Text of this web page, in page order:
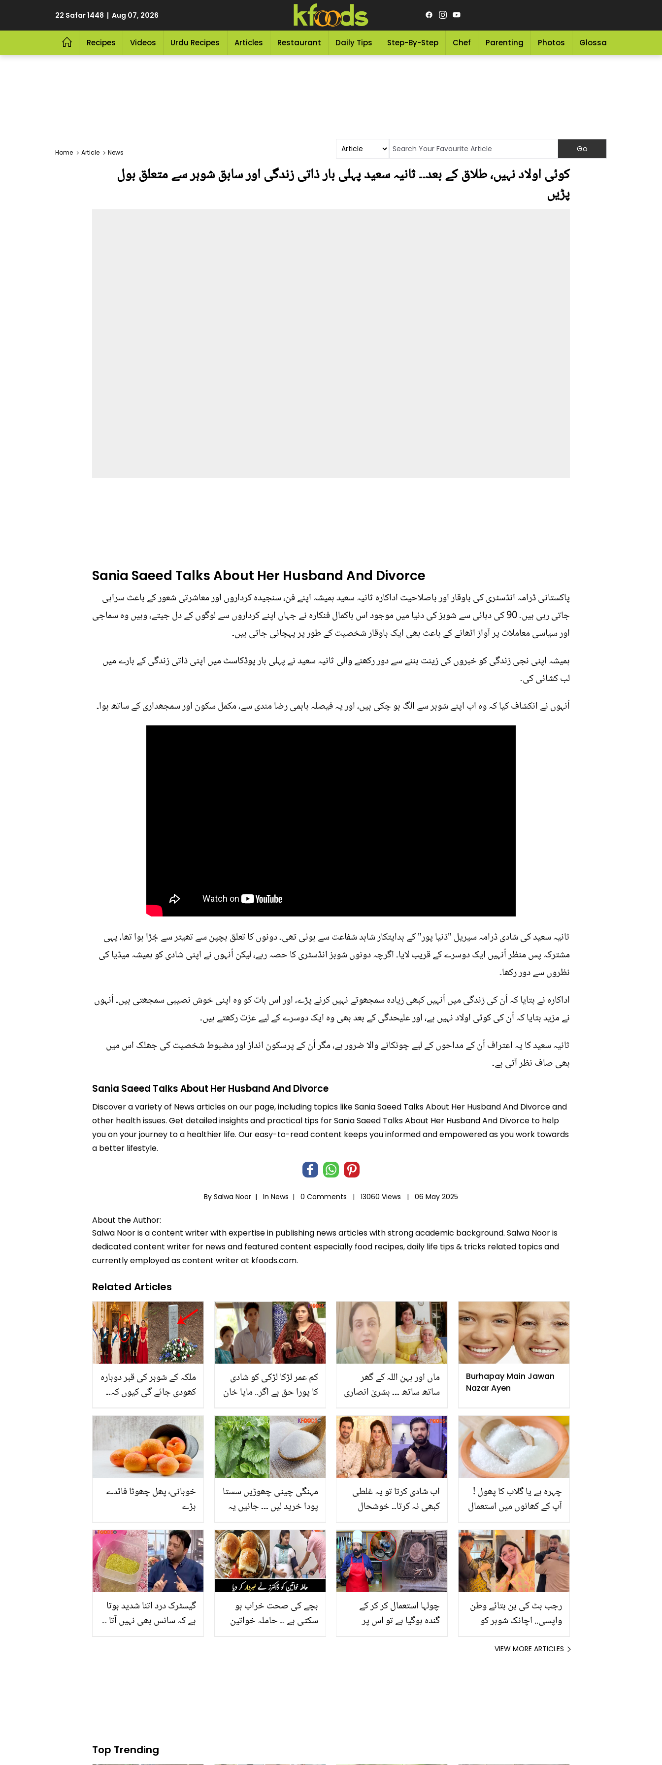
22 Safar 1448 | Aug 07, 2026
Recipes Videos Urdu Recipes Articles Restaurant Daily Tips Step-By-Step Chef Parenting Photos Glossary
Home Article News
کوئی اولاد نہیں، طلاق کے بعد۔۔ ثانیہ سعید پہلی بار ذاتی زندگی اور سابق شوہر سے متعلق بول
پڑیں
Sania Saeed Talks About Her Husband And Divorce
پاکستانی ڈرامہ انڈسٹری کی باوقار اور باصلاحیت اداکارہ ثانیہ سعید ہمیشہ اپنے فن، سنجیدہ کرداروں اور معاشرتی شعور کے باعث سراہی
جاتی رہی ہیں۔ 90 کی دہائی سے شوبز کی دنیا میں موجود اس باکمال فنکارہ نے جہاں اپنے کرداروں سے لوگوں کے دل جیتے، وہیں وہ سماجی
اور سیاسی معاملات پر آواز اٹھانے کے باعث بھی ایک باوقار شخصیت کے طور پر پہچانی جاتی ہیں۔
ہمیشہ اپنی نجی زندگی کو خبروں کی زینت بننے سے دور رکھنے والی ثانیہ سعید نے پہلی بار پوڈکاسٹ میں اپنی ذاتی زندگی کے بارے میں
لب کشائی کی۔
اُنہوں نے انکشاف کیا کہ وہ اب اپنے شوہر سے الگ ہو چکی ہیں، اور یہ فیصلہ باہمی رضا مندی سے، مکمل سکون اور سمجھداری کے ساتھ ہوا۔
ثانیہ سعید کی شادی ڈرامہ سیریل "دُنیا پور" کے ہدایتکار شاہد شفاعت سے ہوئی تھی۔ دونوں کا تعلق بچپن سے تھیٹر سے جُڑا ہوا تھا، یہی
مشترکہ پس منظر اُنہیں ایک دوسرے کے قریب لایا۔ اگرچہ دونوں شوبز انڈسٹری کا حصہ رہے، لیکن اُنہوں نے اپنی شادی کو ہمیشہ میڈیا کی
نظروں سے دور رکھا۔
اداکارہ نے بتایا کہ اُن کی زندگی میں اُنہیں کبھی زیادہ سمجھوتے نہیں کرنے پڑے، اور اس بات کو وہ اپنی خوش نصیبی سمجھتی ہیں۔ اُنہوں
نے مزید بتایا کہ اُن کی کوئی اولاد نہیں ہے، اور علیحدگی کے بعد بھی وہ ایک دوسرے کے لیے عزت رکھتے ہیں۔
ثانیہ سعید کا یہ اعتراف اُن کے مداحوں کے لیے چونکانے والا ضرور ہے، مگر اُن کے پرسکون انداز اور مضبوط شخصیت کی جھلک اس میں
بھی صاف نظر آتی ہے۔
Sania Saeed Talks About Her Husband And Divorce
Discover a variety of News articles on our page, including topics like Sania Saeed Talks About Her Husband And Divorce and
other health issues. Get detailed insights and practical tips for Sania Saeed Talks About Her Husband And Divorce to help
you on your journey to a healthier life. Our easy-to-read content keeps you informed and empowered as you work towards
a better lifestyle.
By Salwa Noor | In News | 0 Comments | 13060 Views | 06 May 2025
About the Author:
Salwa Noor is a content writer with expertise in publishing news articles with strong academic background. Salwa Noor is
dedicated content writer for news and featured content especially food recipes, daily life tips & tricks related topics and
currently employed as content writer at kfoods.com.
Related Articles
ملکہ کے شوہر کی قبر دوبارہ
کھودی جائے گی کیوں کہ۔۔
کے چند حیرت انگیز راز جن
کے بارے میں بہت کم لوگ
جانتے ہیں
کم عمر لڑکا لڑکی کو شادی
کا پورا حق ہے اگر.. مایا خان
والوں کو منہ توڑ جواب
ماں اور بہن اللہ کے گھر
ساتھ ساتھ ۔۔۔ بشریٰ انصاری
غم کا اظہار کیسے کیا؟
Burhapay Main Jawan
Nazar Ayen
خوبانی٬ پھل چھوٹا فائدے
بڑے
مہنگی چینی چھوڑیں سستا
پودا خرید لیں ۔۔۔ جانیں یہ
میں رکھنے سے چینی
خریدنے کے ضرورت ہی نہ
پڑے؟
اب شادی کرتا تو یہ غلطی
کبھی نہ کرتا۔۔ خوشحال
منیب بٹ کی سوچ کیسے
تبدیل ہوگئی؟
چہرہ ہے یا گلاب کا پھول !
آپ کے کھانوں میں استعمال
کے علاوہ کیا جادوئی کمالات
دکھا سکتی ہے؟
گیسٹرک درد اتنا شدید ہوتا
ہے کہ سانس بھی نہیں آتا ۔۔
بچے کی صحت خراب ہو
سکتی ہے ۔۔ حاملہ خواتین
چولہا استعمال کر کر کے
گندہ ہوگیا ہے تو اس پر
رجب بٹ کی بن بتائے وطن
واپسی.. اچانک شوہر کو
کیا کیا؟ ماں باپ بھی
VIEW MORE ARTICLES
Top Trending